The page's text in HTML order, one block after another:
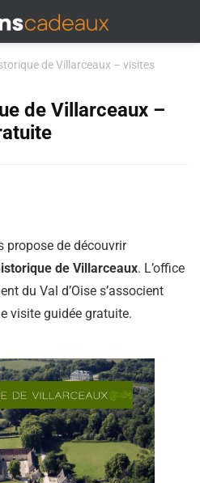
de Villarceaux – visites
de Villarceaux –
propose de découvrir
de Villarceaux. L’office
du Val d’Oise s’associent
visite guidée gratuite.